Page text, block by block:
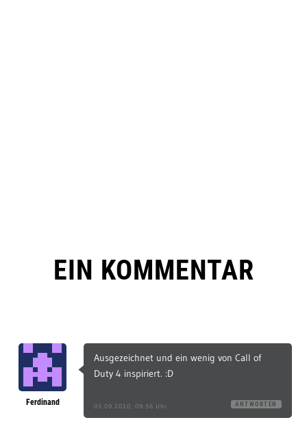
EIN KOMMENTAR
Ferdinand
Ausgezeichnet und ein wenig von Call of
Duty 4 inspiriert. :D
03.09.2010, 09:56 Uhr ANTWORTEN